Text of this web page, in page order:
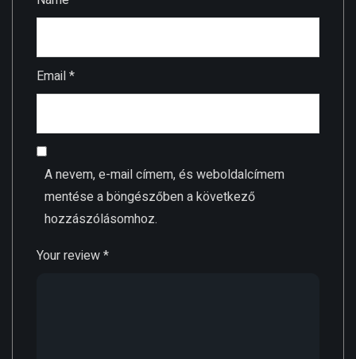
Email*
A nevem, e-mail címem, és weboldalcímem
mentése a böngészőben a következő
hozzászólásomhoz.
Your review*